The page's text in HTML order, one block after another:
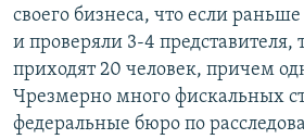
своего бизнеса, что если
и проверяли 3-4 представителя,
приходят 20 человек, причем
Чрезмерно много фискальных
федеральные бюро по